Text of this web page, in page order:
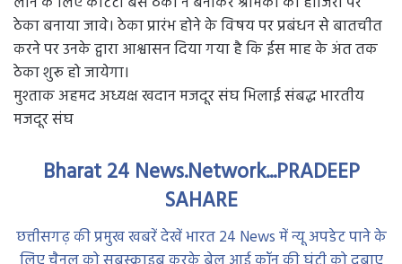
मुश्ताक अहमद अध्यक्ष खदान मजदूर संघ भिलाई संबद्ध भारतीय
मजदूर संघ
Bharat 24 News.Network...PRADEEP
SAHARE
लिए चैनल को सबस्क्राइब करके बेल आई कॉन की घंटी को दबाए
और रोज दिनभर की प्रमुख खबरें देखें भारत 24 News में।
यहां एक you tube Web portal चैनल है।इस चैनल में छत्तीसगढ़